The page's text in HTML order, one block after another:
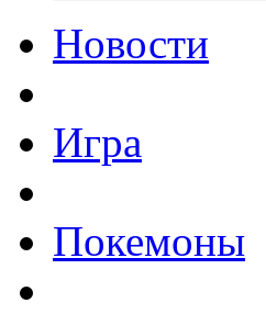
Новости
Игра
Покемоны